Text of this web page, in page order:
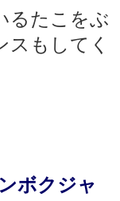
るたこをぶ
スもしてく
ボクジャ